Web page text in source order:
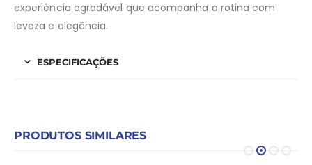
experiência agradável que acompanha a rotina com
leveza e elegância.
ESPECIFICAÇÕES
PRODUTOS SIMILARES